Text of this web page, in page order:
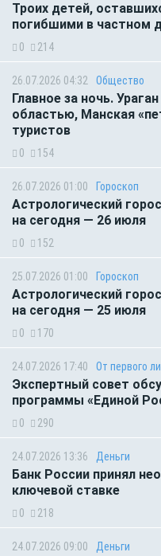
Троих детей,
погибшими в частном
0 214
26.07.2026 04:32 Общество
Главное за ночь.
областью, Манская
туристов
0 154
26.07.2026 01:00 Гороскоп
Астрологический
на сегодня — 26 июля
0 152
25.07.2026 01:00 Гороскоп
Астрологический
на сегодня — 25 июля
0 170
24.07.2026 17:40 От первого
Экспертный совет
программы «Единой
0 290
24.07.2026 13:36 Деньги
Банк России принял
ключевой ставке
0 218
24.07.2026 09:00 Деньги